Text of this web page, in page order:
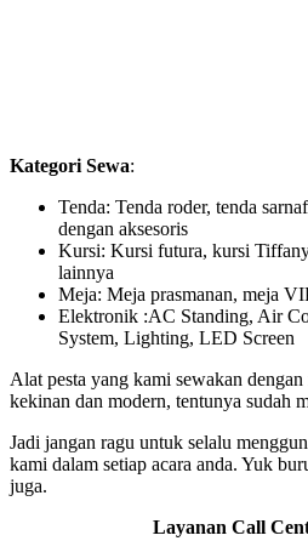
Kategori Sewa:
Tenda: Tenda roder, tenda
dengan aksesoris
Kursi: Kursi futura, kursi
lainnya
Meja: Meja prasmanan, meja
Elektronik :AC Standing, Air
System, Lighting, LED Screen
Alat pesta yang kami sewakan
kekinan dan modern, tentunya sudah
Jadi jangan ragu untuk selalu
kami dalam setiap acara anda. Yuk
juga.
Layanan Call